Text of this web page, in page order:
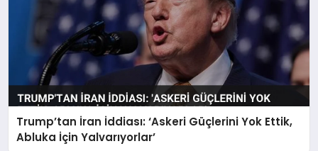
Trump’tan İran İddiası: ‘Askeri Güçlerini Yok Ettik,
Abluka İçin Yalvarıyorlar’